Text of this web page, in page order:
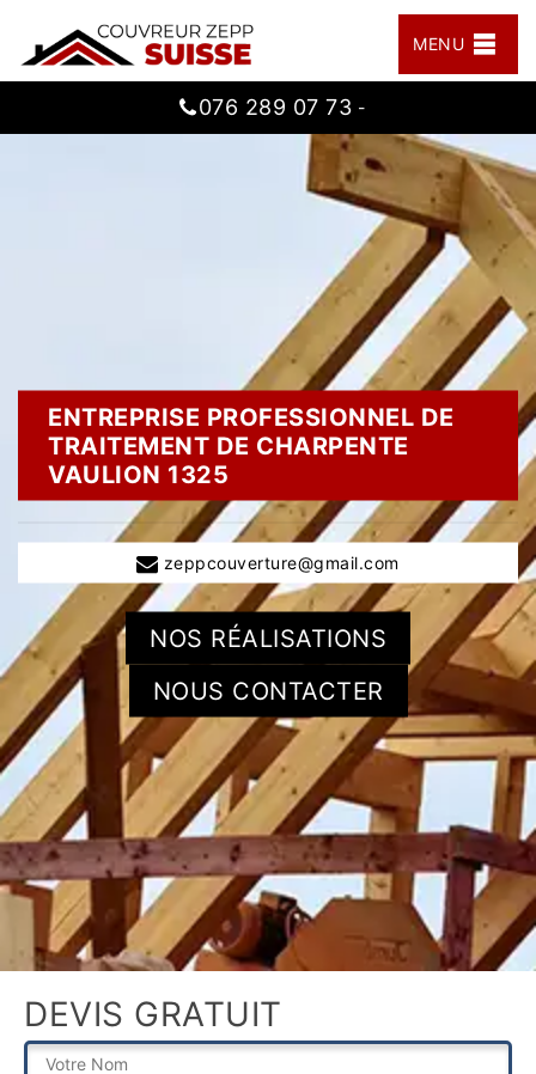
MENU
076 289 07 73 -
ENTREPRISE PROFESSIONNEL DE
TRAITEMENT DE CHARPENTE
VAULION 1325
zeppcouverture@gmail.com
NOS RÉALISATIONS
NOUS CONTACTER
DEVIS GRATUIT